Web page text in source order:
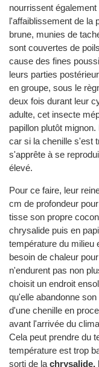
nourrissent
l'affaiblissement de la
brune, munies de
sont couvertes de
cause des fines
leurs parties
en groupe, sous le
deux fois durant leur
adulte, cet insecte
papillon plutôt
car si la chenille s'est
s'apprête à se
élevé.
Pour ce faire, leur
cm de profondeur
tisse son propre
chrysalide puis en
température du milieu
besoin de chaleur
n'endurent pas non
choisit un endroit
qu'elle abandonne
d'une chenille en
avant l'arrivée du
Cela peut prendre du
température est trop
sorti de la chrysalide,